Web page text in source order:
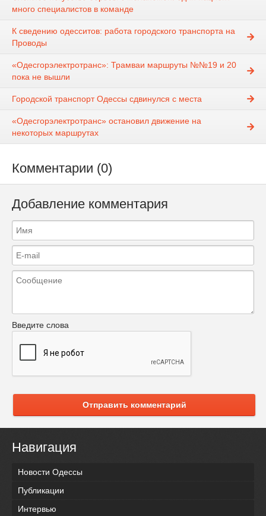
много специалистов в команде
К сведению одесситов: работа городского транспорта на
Проводы
«Одесгорэлектротранс»: Трамваи маршруты №№19 и 20
пока не вышли
Городской транспорт Одессы сдвинулся с места
«Одесгорэлектротранс» остановил движение на
некоторых маршрутах
Комментарии (0)
Добавление комментария
Введите слова
Отправить комментарий
Навигация
Новости Одессы
Публикации
Интервью